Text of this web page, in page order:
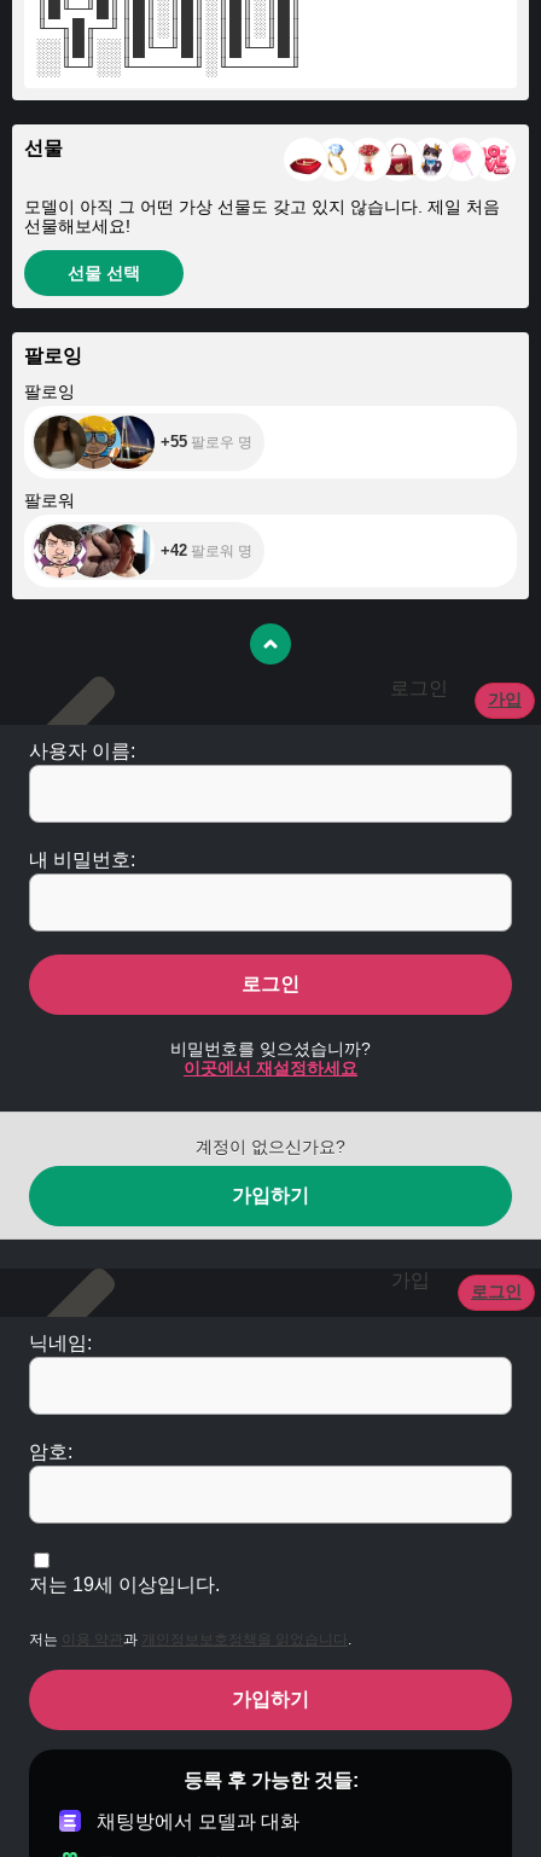
║█╙─╜█║║█║░║█║░║█║░║█║
╙─╖█╓─╜║█║░║█║░║█║░║█║
░░║█║░░║█╙─╜█║░║█╙─╜█║
░░╙─╜░░╙─────╜░╙─────╜
선물
모델이 아직 그 어떤 가상 선물도 갖고 있지 않습니다. 제일 처음
선물해보세요!
선물 선택
팔로잉
팔로잉
+55 팔로우 명
팔로워
+42 팔로워 명
로그인
가입
사용자 이름:
내 비밀번호:
로그인
비밀번호를 잊으셨습니까?
이곳에서 재설정하세요
계정이 없으신가요?
가입하기
가입
로그인
닉네임:
암호:
저는 19세 이상입니다.
저는 이용 약관과 개인정보보호정책을 읽었습니다 .
가입하기
등록 후 가능한 것들:
채팅방에서 모델과 대화